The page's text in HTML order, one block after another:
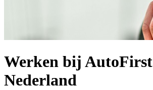
Werken bij AutoFirst
Nederland